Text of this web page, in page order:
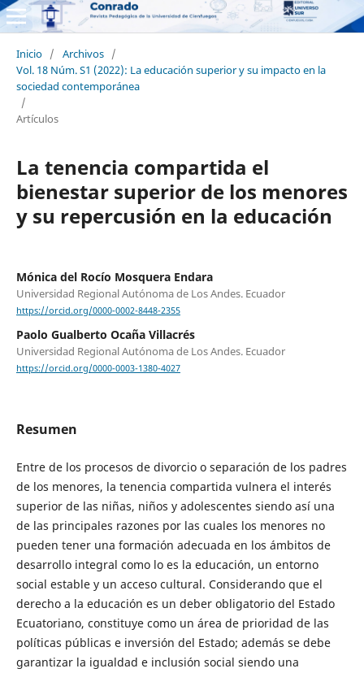
Inicio / Archivos /
Vol. 18 Núm. S1 (2022): La educación superior y su impacto en la
sociedad contemporánea
/
Artículos
La tenencia compartida el
bienestar superior de los menores
y su repercusión en la educación
Mónica del Rocío Mosquera Endara
Universidad Regional Autónoma de Los Andes. Ecuador
https://orcid.org/0000-0002-8448-2355
Paolo Gualberto Ocaña Villacrés
Universidad Regional Autónoma de Los Andes. Ecuador
https://orcid.org/0000-0003-1380-4027
Resumen
Entre de los procesos de divorcio o separación de los padres
de los menores, la tenencia compartida vulnera el interés
superior de las niñas, niños y adolescentes siendo así una
de las principales razones por las cuales los menores no
pueden tener una formación adecuada en los ámbitos de
desarrollo integral como lo es la educación, un entorno
social estable y un acceso cultural. Considerando que el
derecho a la educación es un deber obligatorio del Estado
Ecuatoriano, constituye como un área de prioridad de las
políticas públicas e inversión del Estado; además se debe
garantizar la igualdad e inclusión social siendo una